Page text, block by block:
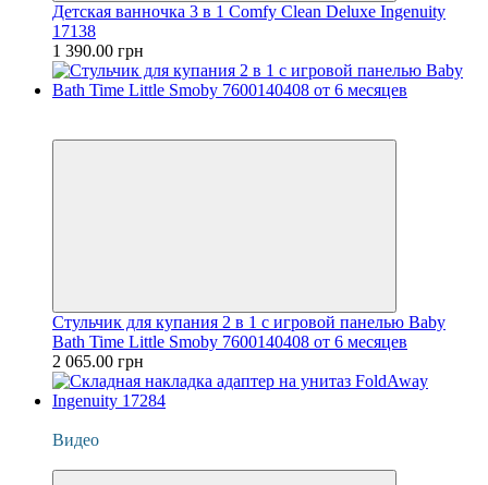
Детская ванночка 3 в 1 Comfy Clean Deluxe Ingenuity
17138
1 390.00 грн
Стульчик для купания 2 в 1 с игровой панелью Baby
Bath Time Little Smoby 7600140408 от 6 месяцев
2 065.00 грн
Видео